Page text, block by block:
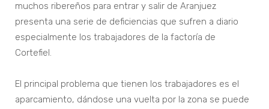
muchos ribereños para entrar y salir de Aranjuez
presenta una serie de deficiencias que sufren a diario
especialmente los trabajadores de la factoría de
Cortefiel.
El principal problema que tienen los trabajadores es el
aparcamiento, dándose una vuelta por la zona se puede